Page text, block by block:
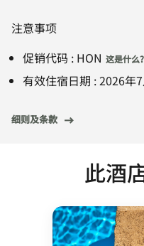
注意事项
促销代码 : HON 这是什么?
有效住宿日期 :2026年
细则及条款
此酒